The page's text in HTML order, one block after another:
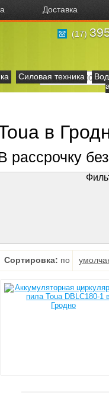
Доставка
(17)
Силовая техника
в
рассрочку
Сортировка: по